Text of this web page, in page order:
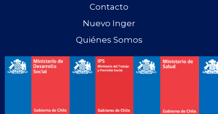
Contacto
Nuevo Inger
Quiénes Somos